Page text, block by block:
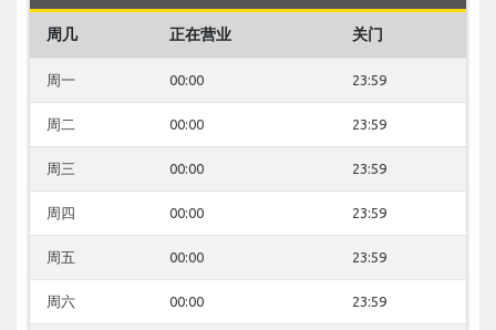
周几 正在营业 关门
周一 00:00 23:59
周二 00:00 23:59
周三 00:00 23:59
周四 00:00 23:59
周五 00:00 23:59
周六 00:00 23:59